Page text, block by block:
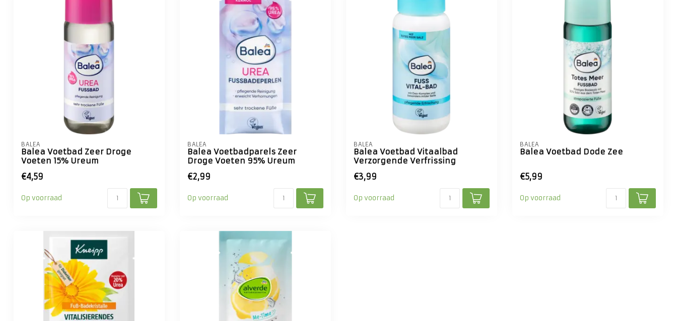
BALEA
Balea Voetbad Zeer Droge
Voeten 15% Ureum
€4,59
Op voorraad
BALEA
Balea Voetbadparels Zeer
Droge Voeten 95% Ureum
€2,99
Op voorraad
BALEA
Balea Voetbad Vitaalbad
Verzorgende Verfrissing
€3,99
Op voorraad
BALEA
Balea Voetbad Dode Zee
€5,99
Op voorraad